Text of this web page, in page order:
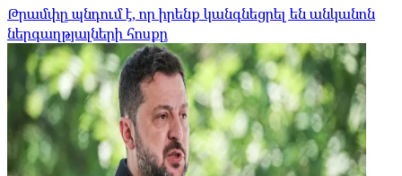
Թրամփը պնդում է, որ իրենք կանգնեցրել են անկանոն
ներգաղթյալների հոսքը